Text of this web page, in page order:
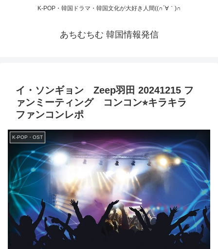
K-POP・韓国ドラマ・韓国文化が大好き人間((∩´∀｀)∩
あちむちむ 韓国情報発信
イ・ソンギョン Zeep羽田 20241215 フ
ァンミーティング コンコン⭐︎キラキラ
ファンコンレポ
K-POP・OST